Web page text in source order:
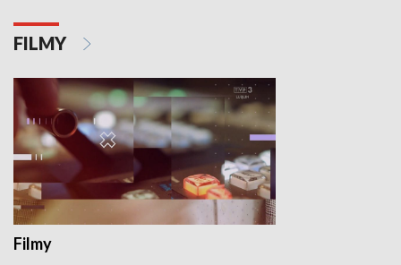
FILMY
Filmy